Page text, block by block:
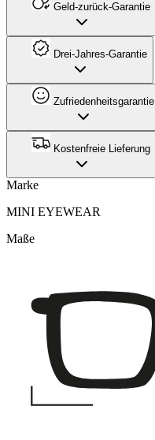
Geld-zurück-Garantie
Drei-Jahres-Garantie
Zufriedenheitsgarantie
Kostenfreie Lieferung
Marke
MINI EYEWEAR
Maße